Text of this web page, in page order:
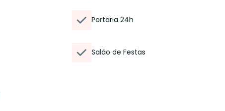
Portaria 24h
Salão de Festas